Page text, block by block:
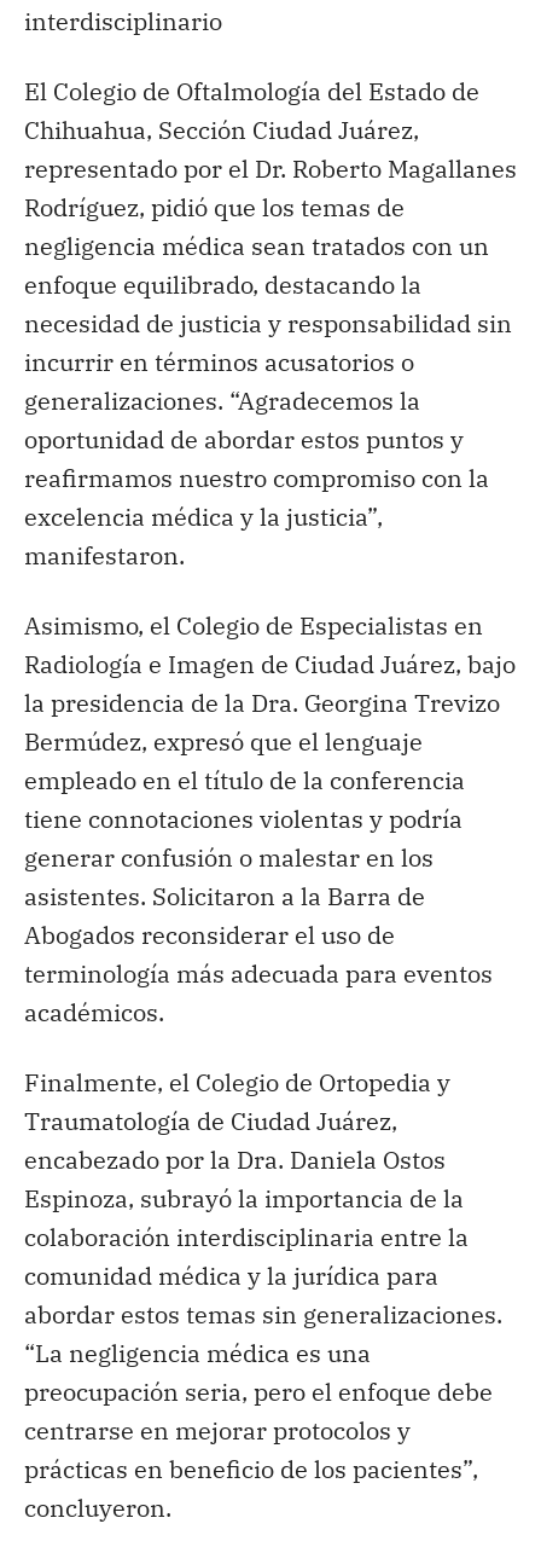
interdisciplinario
El Colegio de Oftalmología del Estado de
Chihuahua, Sección Ciudad Juárez,
representado por el Dr. Roberto Magallanes
Rodríguez, pidió que los temas de
negligencia médica sean tratados con un
enfoque equilibrado, destacando la
necesidad de justicia y responsabilidad sin
incurrir en términos acusatorios o
generalizaciones. “Agradecemos la
oportunidad de abordar estos puntos y
reafirmamos nuestro compromiso con la
excelencia médica y la justicia”,
manifestaron.
Asimismo, el Colegio de Especialistas en
Radiología e Imagen de Ciudad Juárez, bajo
la presidencia de la Dra. Georgina Trevizo
Bermúdez, expresó que el lenguaje
empleado en el título de la conferencia
tiene connotaciones violentas y podría
generar confusión o malestar en los
asistentes. Solicitaron a la Barra de
Abogados reconsiderar el uso de
terminología más adecuada para eventos
académicos.
Finalmente, el Colegio de Ortopedia y
Traumatología de Ciudad Juárez,
encabezado por la Dra. Daniela Ostos
Espinoza, subrayó la importancia de la
colaboración interdisciplinaria entre la
comunidad médica y la jurídica para
abordar estos temas sin generalizaciones.
“La negligencia médica es una
preocupación seria, pero el enfoque debe
centrarse en mejorar protocolos y
prácticas en beneficio de los pacientes”,
concluyeron.